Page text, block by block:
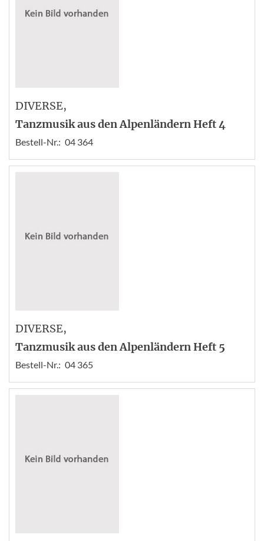
DIVERSE,
Tanzmusik aus den Alpenländern Heft 4
Bestell-Nr.: 04 364
DIVERSE,
Tanzmusik aus den Alpenländern Heft 5
Bestell-Nr.: 04 365